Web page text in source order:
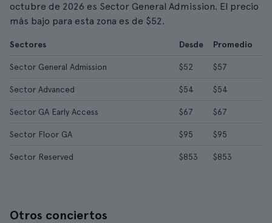
octubre de 2026 es Sector General Admission. El precio
más bajo para esta zona es de $52.
Sectores Desde Promedio
Sector General Admission $52 $57
Sector Advanced $54 $54
Sector GA Early Access $67 $67
Sector Floor GA $95 $95
Sector Reserved $853 $853
Otros conciertos